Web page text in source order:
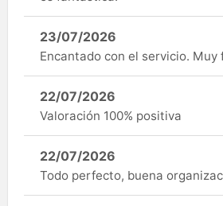
23/07/2026
Encantado con el servicio. Muy
22/07/2026
Valoración 100% positiva
22/07/2026
Todo perfecto, buena